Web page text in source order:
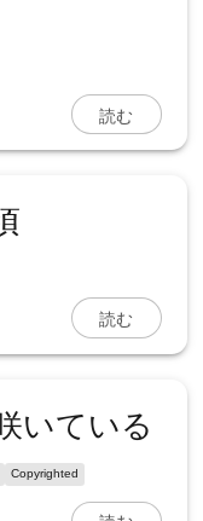
読む
読む
いている
Copyrighted